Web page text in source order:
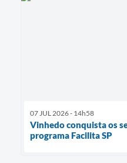
07 JUL 2026 - 14h58
Vinhedo conquista os
programa Facilita SP